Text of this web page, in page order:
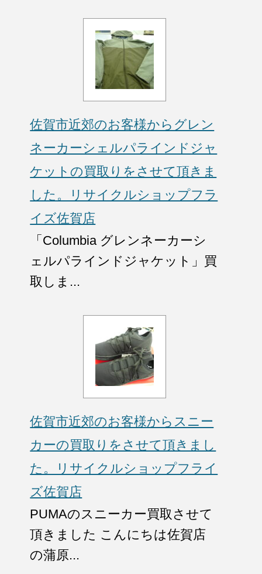
佐賀市近郊のお客様からグレン
ネーカーシェルパラインドジャ
ケットの買取りをさせて頂きま
した。リサイクルショップフラ
イズ佐賀店
「Columbia グレンネーカーシ
ェルパラインドジャケット」買
取しま...
佐賀市近郊のお客様からスニー
カーの買取りをさせて頂きまし
た。リサイクルショップフライ
ズ佐賀店
PUMAのスニーカー買取させて
頂きました こんにちは佐賀店
の蒲原...